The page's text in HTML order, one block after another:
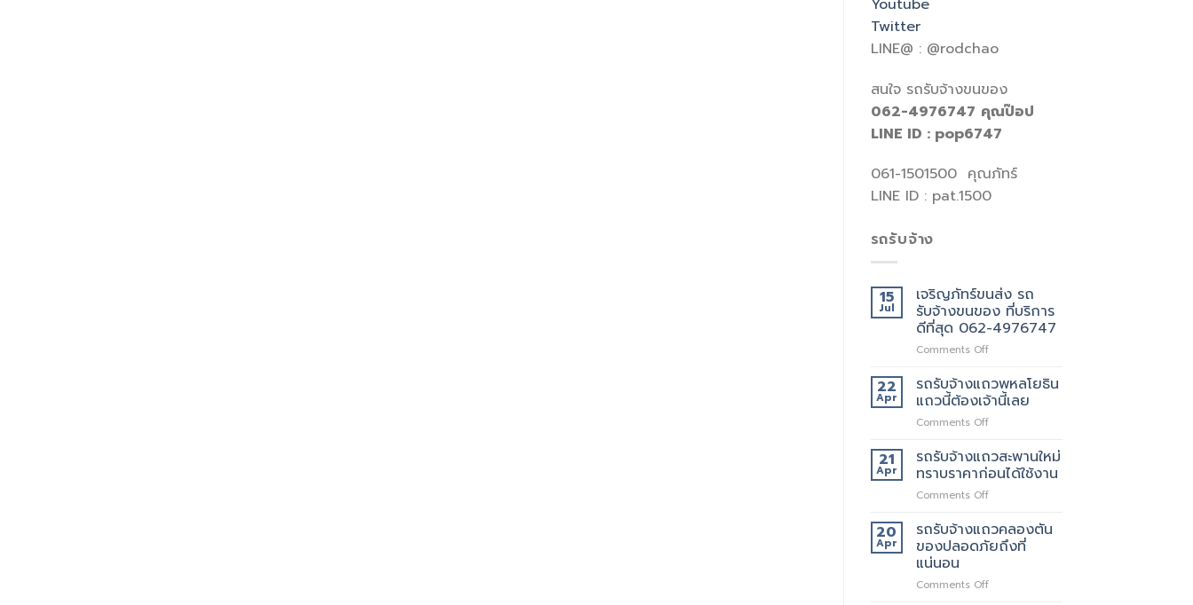
Twitter
LINE@ : @rodchao
สนใจ รถรับจ้างขนของ
062-4976747 คุณป๊อป
LINE ID : pop6747
061-1501500 คุณภัทร์
LINE ID : pat.1500
รถรับจ้าง
15
Jul
เจริญภัทร์ขนส่ง รถ
รับจ้างขนของ ที่บริการ
ดีที่สุด 062-4976747
Comments Offon
ริญ
ภัทร์
ขนส่ง
รถ
ขน
ของ
ที่สุด
062-
22
Apr
รถรับจ้างแถวพหลโยธิน
แถวนี้ต้องเจ้านี้เลย
Comments Offon
รับจ้าง
แถว
พหลโยธิน
แถว
ต้อง
เจ้า
21
Apr
รถรับจ้างแถวสะพานใหม่
ทราบราคาก่อนได้ใช้งาน
Comments Offon
รับจ้าง
แถว
สะพาน
ทราบ
20
Apr
รถรับจ้างแถวคลองตัน
ของปลอดภัยถึงที่
แน่นอน
Comments Offon